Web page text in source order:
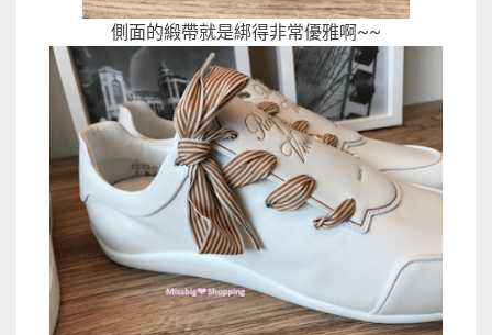
側面的緞帶就是綁得非常優雅啊~~